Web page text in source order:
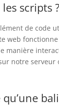
scripts ?
de code
web fonctionne
manière
notre serveur
qu’une